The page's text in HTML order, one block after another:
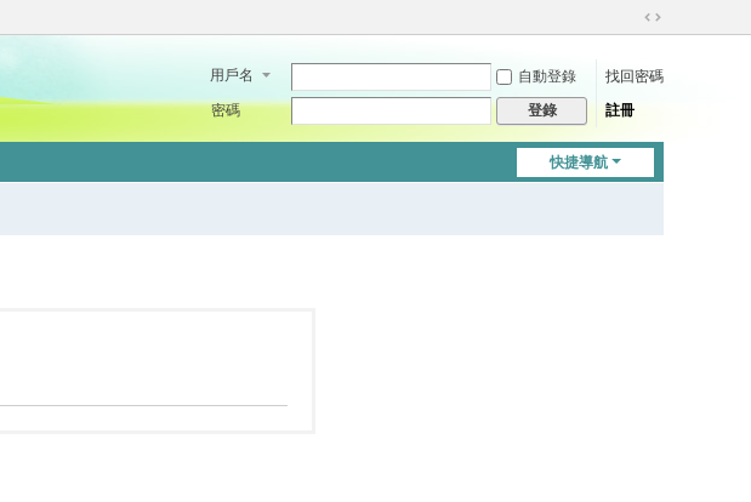
切
到
用戶名 自動登錄
找回密碼
密碼
登錄 註冊
快捷導航